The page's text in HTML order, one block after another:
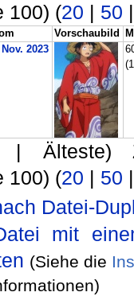
100) (20 | 50
Vorschaubild
2023
| Älteste)
100) (20 | 50
Datei-
mit
(Siehe die